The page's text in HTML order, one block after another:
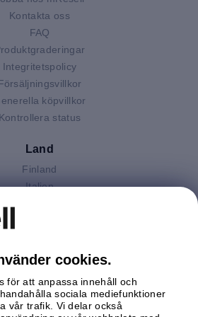
Kontakta oss
FAQ
Integritetspolicy
köpvillkor
Kontrollera status
Land
Finland
Italien
Storbritannien
Tyskland
Österrike
cookies.
för att anpassa innehåll och
sociala mediefunktioner
vår trafik. Vi delar också